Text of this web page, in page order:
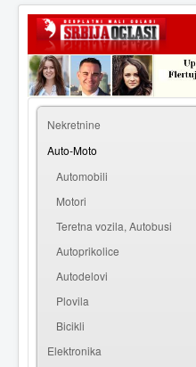
Nekretnine
Auto-Moto
Automobili
Motori
Teretna vozila, Autobusi
Autoprikolice
Autodelovi
Plovila
Bicikli
Elektronika